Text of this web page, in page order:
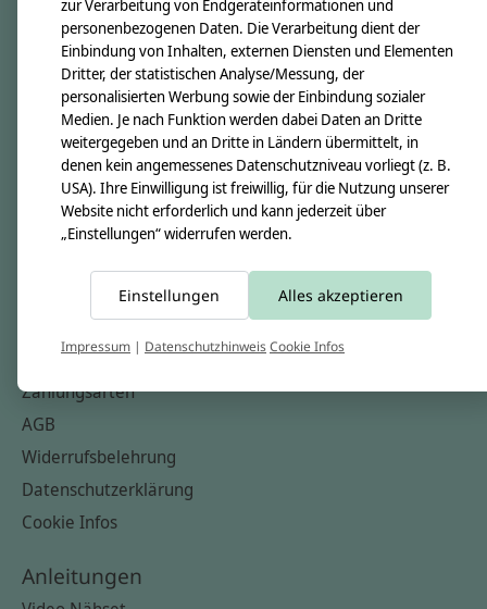
crêpes suzette
Über uns
Unsere Creppies
Nähkästchen
Unsere Stoffe
Impressum
Versandkosten & Rücksendungen
Zahlungsarten
AGB
Widerrufsbelehrung
Datenschutzerklärung
Cookie Infos
Anleitungen
zur Verarbeitung von Endgeräteinformationen und
personenbezogenen Daten. Die Verarbeitung dient der
Einbindung von Inhalten, externen Diensten und Elementen
Dritter, der statistischen Analyse/Messung, der
personalisierten Werbung sowie der Einbindung sozialer
Medien. Je nach Funktion werden dabei Daten an Dritte
weitergegeben und an Dritte in Ländern übermittelt, in
denen kein angemessenes Datenschutzniveau vorliegt (z. B.
USA). Ihre Einwilligung ist freiwillig, für die Nutzung unserer
Website nicht erforderlich und kann jederzeit über
„Einstellungen“ widerrufen werden.
Einstellungen Alles akzeptieren
Impressum | DatenschutzhinweisCookie Infos